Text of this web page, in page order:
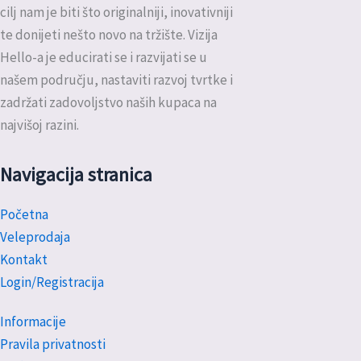
cilj nam je biti što originalniji, inovativniji
te donijeti nešto novo na tržište. Vizija
Hello-a je educirati se i razvijati se u
našem području, nastaviti razvoj tvrtke i
zadržati zadovoljstvo naših kupaca na
najvišoj razini.
Navigacija stranica
Početna
Veleprodaja
Kontakt
Login/Registracija
Informacije
Pravila privatnosti